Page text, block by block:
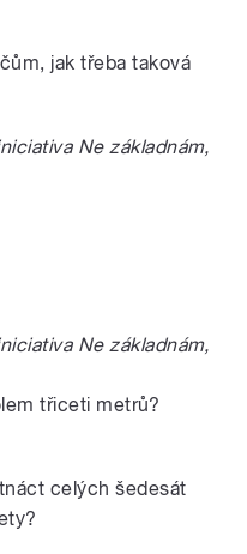
jak třeba taková
Ne základnám,
Ne základnám,
třiceti metrů?
celých šedesát